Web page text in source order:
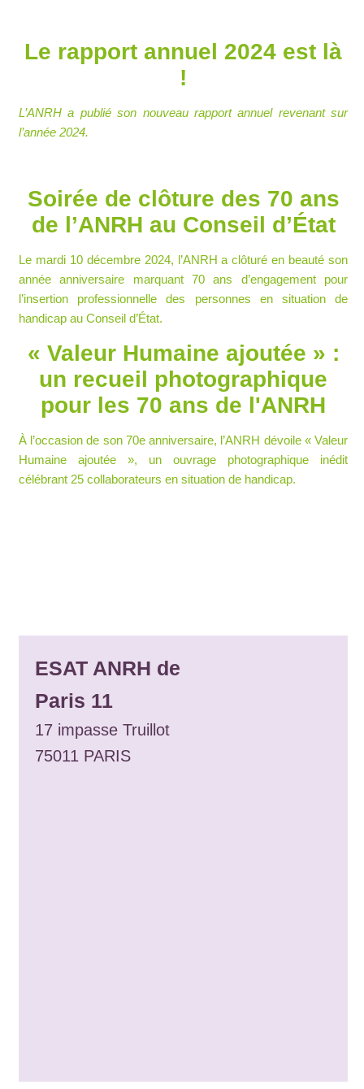
Le rapport annuel 2024 est là
!
L’ANRH a publié son nouveau rapport annuel revenant sur
l’année 2024.
Soirée de clôture des 70 ans
de l’ANRH au Conseil d’État
Le mardi 10 décembre 2024, l’ANRH a clôturé en beauté son
année anniversaire marquant 70 ans d’engagement pour
l’insertion professionnelle des personnes en situation de
handicap au Conseil d’État.
« Valeur Humaine ajoutée » :
un recueil photographique
pour les 70 ans de l'ANRH
À l’occasion de son 70e anniversaire, l’ANRH dévoile « Valeur
Humaine ajoutée », un ouvrage photographique inédit
célébrant 25 collaborateurs en situation de handicap.
ESAT ANRH de
Paris 11
17 impasse Truillot
75011 PARIS